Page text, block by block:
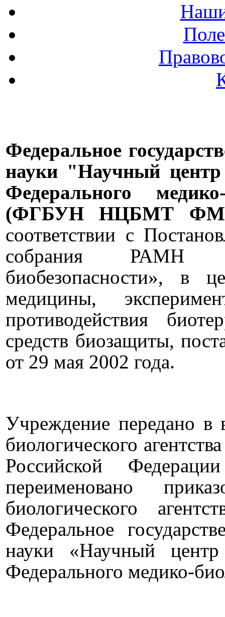
Федеральное
науки "Научный центр
Федерального
(ФГБУН НЦБМТ
соответствии с
собрания РАМН
биобезопасности», в
медицины,
противодействия
средств биозащиты,
от 29 мая 2002 года.
Учреждение передано в
биологического
Российской
переименовано
биологического
Федеральное
науки «Научный центр
Федерального медико-